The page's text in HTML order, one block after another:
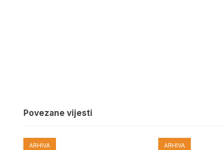
Povezane vijesti
ARHIVA ARHIVA